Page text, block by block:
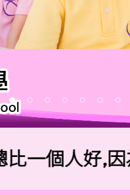
個人好,因為